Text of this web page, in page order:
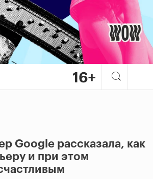
Google рассказала, как
и при этом